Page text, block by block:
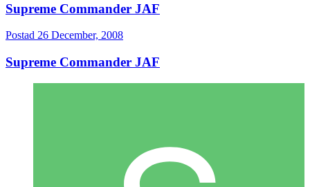
Supreme Commander JAF
Postad 26 December, 2008
Supreme Commander JAF